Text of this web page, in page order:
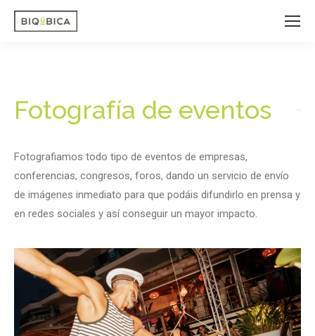
Fotografía de eventos
Fotografiamos todo tipo de eventos de empresas,
conferencias, congresos, foros, dando un servicio de envío
de imágenes inmediato para que podáis difundirlo en prensa y
en redes sociales y así conseguir un mayor impacto.